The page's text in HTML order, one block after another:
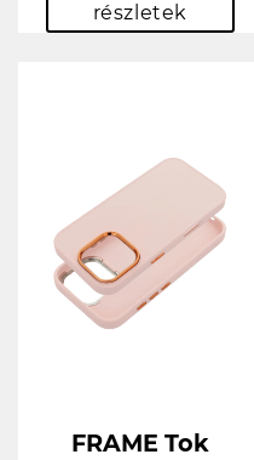
részletek
FRAME Tok